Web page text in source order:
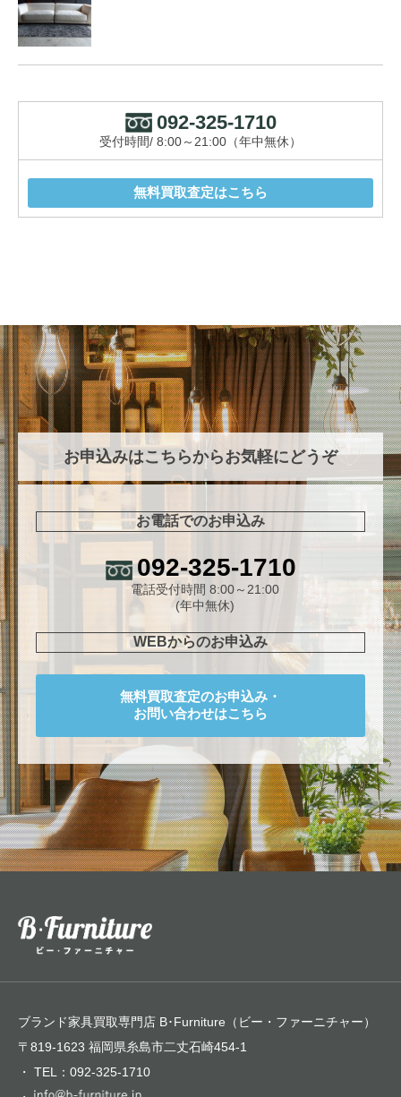
092-325-1710
受付時間/ 8:00～21:00（年中無休）
無料買取査定はこちら
お申込みはこちらからお気軽にどうぞ
お電話でのお申込み
092-325-1710
電話受付時間 8:00～21:00
(年中無休)
WEBからのお申込み
無料買取査定のお申込み・
お問い合わせはこちら
ブランド家具買取専門店 B･Furniture（ビー・ファーニチャー）
〒819-1623 福岡県糸島市二丈石崎454-1
・ TEL：092-325-1710